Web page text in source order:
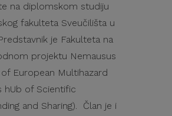
na diplomskom studiju
fakulteta Sveučilišta u
je Fakulteta na
projektu Nemausus
European Multihazard
hUb of Scientific
and Sharing). Član je i